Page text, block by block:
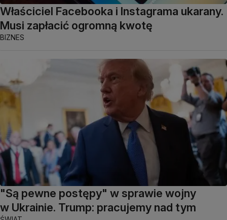
Właściciel Facebooka i Instagrama ukarany.
Musi zapłacić ogromną kwotę
BIZNES
"Są pewne postępy" w sprawie wojny
w Ukrainie. Trump: pracujemy nad tym